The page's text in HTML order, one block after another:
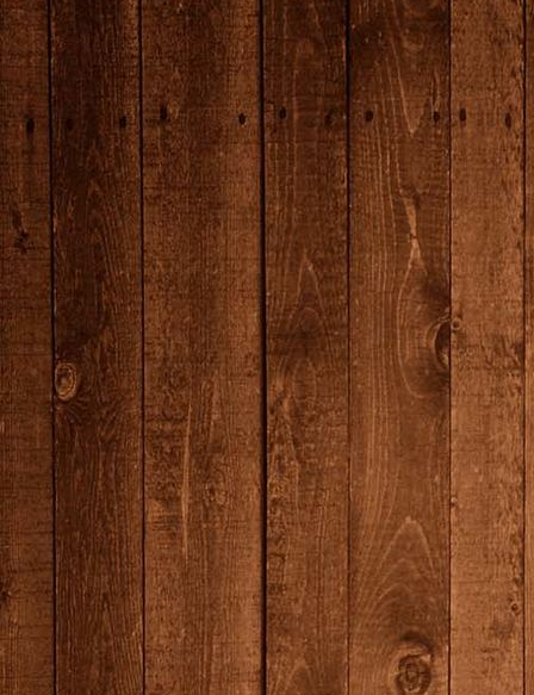
producten-26
producten-